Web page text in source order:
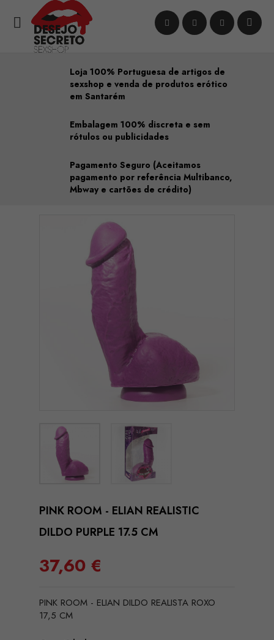

Loja 100% Portuguesa de artigos de
sexshop e venda de produtos erótico
em Santarém
Embalagem 100% discreta e sem
rótulos ou publicidades
Pagamento Seguro (Aceitamos
pagamento por referência Multibanco,
Mbway e cartões de crédito)
PINK ROOM - ELIAN REALISTIC
DILDO PURPLE 17.5 CM
37,60 €
PINK ROOM - ELIAN DILDO REALISTA ROXO
17,5 CM